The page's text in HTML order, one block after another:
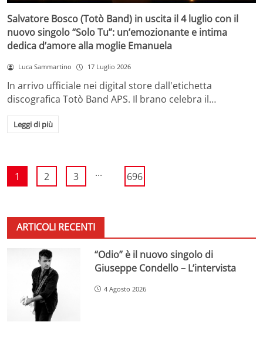
Salvatore Bosco (Totò Band) in uscita il 4 luglio con il
nuovo singolo “Solo Tu”: un’emozionante e intima
dedica d’amore alla moglie Emanuela
Luca Sammartino 17 Luglio 2026
In arrivo ufficiale nei digital store dall'etichetta
discografica Totò Band APS. Il brano celebra il…
Leggi di più
1 2 3 ... 696
ARTICOLI RECENTI
“Odio” è il nuovo singolo di
Giuseppe Condello – L’intervista
4 Agosto 2026